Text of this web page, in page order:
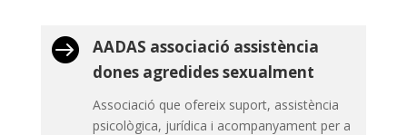

AADAS associació assistència
dones agredides sexualment
Associació que ofereix suport, assistència
psicològica, jurídica i acompanyament per a